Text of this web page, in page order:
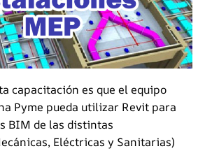
capacitación es que el equipo
Pyme pueda utilizar Revit para
BIM de las distintas
Eléctricas y Sanitarias)